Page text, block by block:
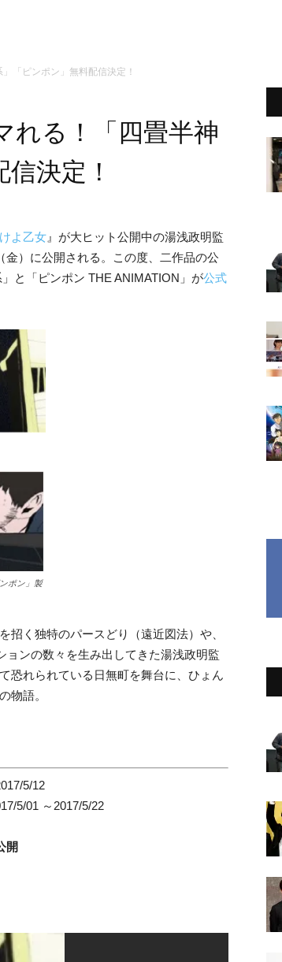
「ピンポン」無料配信決定！
れる！「四畳半神
決定！
よ乙女 』が大ヒット公開中の湯浅政明監
金）に公開される。この度、二作品の公
と「ピンポン THE ANIMATION」が公式
ポン」製
招く独特のパースどり（遠近図法）や、
ョンの数々を生み出してきた湯浅政明監
恐れられている日無町を舞台に、ひょん
物語。
5/12
5/01 ～2017/5/22
開